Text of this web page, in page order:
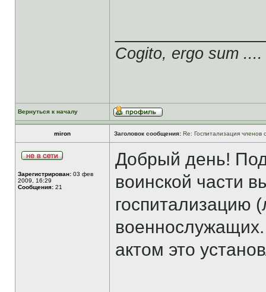
Cogito, ergo sum ....
Вернуться к началу
miron Заголовок сообщения: Re: Госпитализация членов
Зарегистрирован: 03 фев
2009, 16:29
Сообщения: 21
Добрый день!
воинской части
госпитализацию
актом это